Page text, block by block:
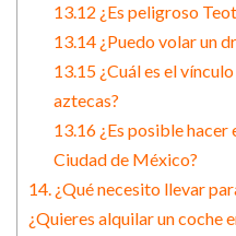
13.12 ¿Es peligroso
13.14 ¿Puedo volar un
13.15 ¿Cuál es el
aztecas?
13.16 ¿Es posible
Ciudad de México?
14. ¿Qué necesito llevar
¿Quieres alquilar un coche